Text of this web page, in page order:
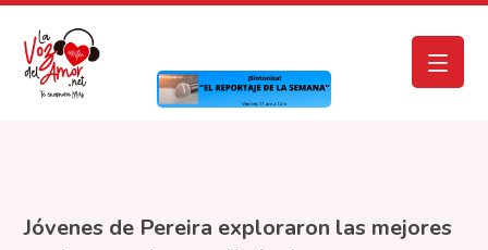
Jóvenes de Pereira exploraron las mejores